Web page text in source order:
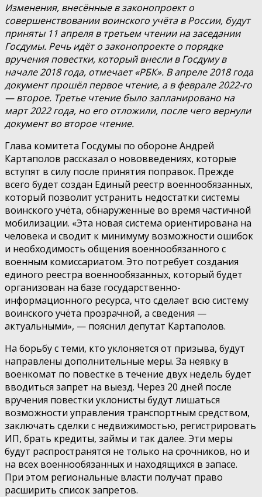
Изменения, внесённые в законопроект о
совершенствовании воинского учёта в России, будут
приняты 11 апреля в третьем чтении на заседании
Госдумы. Речь идёт о законопроекте о порядке
вручения повестки, который внесли в Госдуму в
начале 2018 года, отмечает «РБК». В апреле 2018 года
документ прошёл первое чтение, а в феврале 2022-го
— второе. Третье чтение было запланировано на
март 2022 года, но его отложили, после чего вернули
документ во второе чтение.
Глава комитета Госдумы по обороне Андрей
Картаполов рассказал о нововведениях, которые
вступят в силу после принятия поправок. Прежде
всего будет создан Единый реестр военнообязанных,
который позволит устранить недостатки системы
воинского учёта, обнаруженные во время частичной
мобилизации. «Эта новая система ориентирована на
человека и сводит к минимуму возможности ошибок
и необходимость общения военнообязанного с
военным комиссариатом. Это потребует создания
единого реестра военнообязанных, который будет
организован на базе государственно-
информационного ресурса, что сделает всю систему
воинского учёта прозрачной, а сведения —
актуальными», — пояснил депутат Картаполов.
На борьбу с теми, кто уклоняется от призыва, будут
направлены дополнительные меры. За неявку в
военкомат по повестке в течение двух недель будет
вводиться запрет на выезд. Через 20 дней после
вручения повестки уклонисты будут лишаться
возможности управления транспортным средством,
заключать сделки с недвижимостью, регистрировать
ИП, брать кредиты, займы и так далее. Эти меры
будут распространятся не только на срочников, но и
на всех военнообязанных и находящихся в запасе.
При этом региональные власти получат право
расширить список запретов.